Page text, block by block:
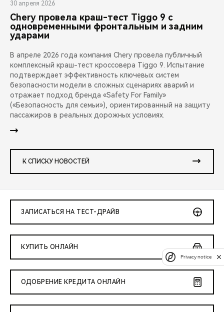
30 апреля 2026
Chery провела краш-тест Tiggo 9 с
одновременными фронтальным и задним
ударами
В апреле 2026 года компания Chery провела публичный
комплексный краш-тест кроссовера Tiggo 9. Испытание
подтверждает эффективность ключевых систем
безопасности модели в сложных сценариях аварий и
отражает подход бренда «Safety For Family»
(«Безопасность для семьи»), ориентированный на защиту
пассажиров в реальных дорожных условиях.
К СПИСКУ НОВОСТЕЙ
ЗАПИСАТЬСЯ НА ТЕСТ-ДРАЙВ
КУПИТЬ ОНЛАЙН
ОДОБРЕНИЕ КРЕДИТА ОНЛАЙН
Privacy notice